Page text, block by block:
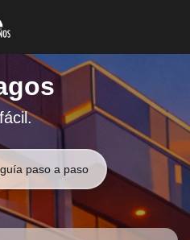
paso a paso